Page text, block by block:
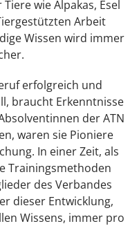
wie Alpakas, Esel
Arbeit
Wissen wird immer
erfolgreich und
braucht Erkenntnisse
der ATN
waren sie Pioniere
In einer Zeit, als
Trainingsmethoden
des Verbandes
dieser Entwicklung,
Wissens, immer pro